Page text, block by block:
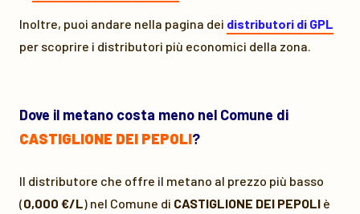
Inoltre, puoi andare nella pagina dei distributori di GPL
per scoprire i distributori più economici della zona.
Dove il metano costa meno nel Comune di
CASTIGLIONE DEI PEPOLI?
Il distributore che offre il metano al prezzo più basso
(0,000 €/L) nel Comune di CASTIGLIONE DEI PEPOLI è